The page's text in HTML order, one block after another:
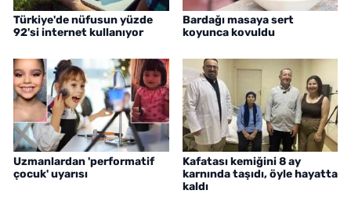
Türkiye'de nüfusun yüzde
92'si internet kullanıyor
Bardağı masaya sert
koyunca kovuldu
Uzmanlardan 'performatif
çocuk' uyarısı
Kafatası kemiğini 8 ay
karnında taşıdı, öyle hayatta
kaldı